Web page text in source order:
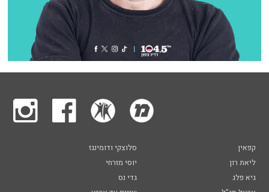
קפאין
סלוצקי ודומינגז
ליאת רון
יוסי מזרחי
גיא פלג
גדי נס